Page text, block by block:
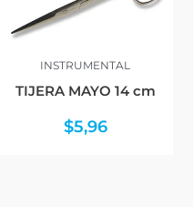
INSTRUMENTAL
TIJERA MAYO 14 cm
$5,96